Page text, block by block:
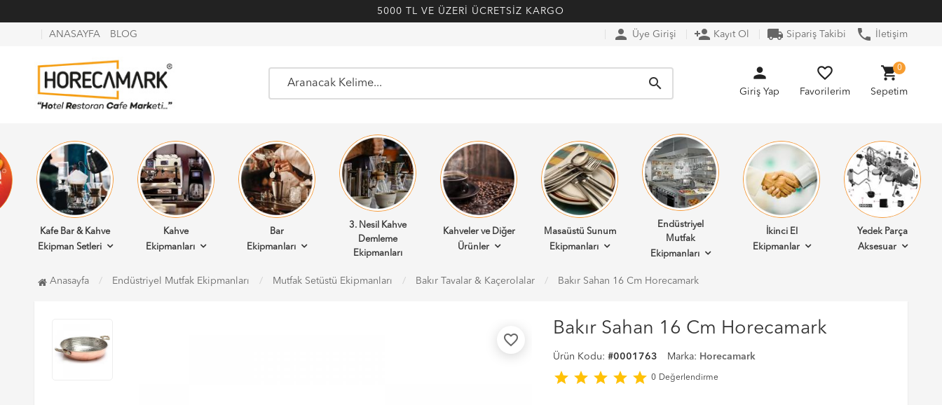
5000 TL VE ÜZERİ ÜCRETSİZ KARGO
ANASAYFA BLOG person Üye Girişi person_add Kayıt Ol local_shipping Sipariş Takibi phone İletişim
search
person
Giriş Yap
favorite_border
Favorilerim
shopping_cart
Sepetim
0
Kafe Bar & Kahve
Ekipman Setleri
Kahve
Ekipmanları
Bar
Ekipmanları
3. Nesil Kahve
Demleme
Ekipmanları
Kahveler ve Diğer
Ürünler
Masaüstü Sunum
Ekipmanları
Endüstriyel
Mutfak
Ekipmanları
İkinci El
Ekipmanlar
Yedek Parça
Aksesuar
Anasayfa Endüstriyel Mutfak Ekipmanları Mutfak Setüstü Ekipmanları Bakır Tavalar & Kaçerolalar Bakır Sahan 16 Cm Horecamark
favorite_border
Bakır Sahan 16 Cm Horecamark
Ürün Kodu:#0001763 Marka: Horecamark
star star star star star 0 Değerlendirme